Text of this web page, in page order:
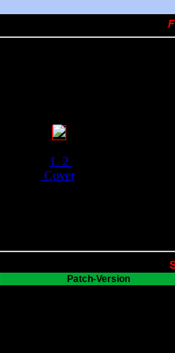
1 2
Cover
Patch-Version